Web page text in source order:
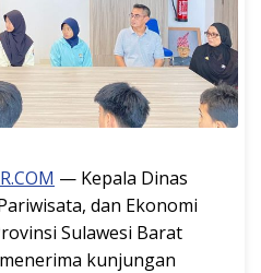
— Kepala Dinas
dan Ekonomi
Sulawesi Barat
kunjungan